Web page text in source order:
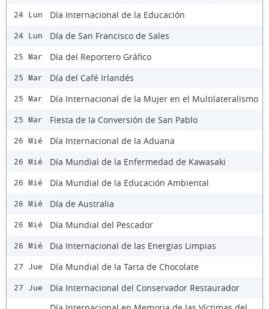
24 Lun Día Internacional de la Educación
24 Lun Día de San Francisco de Sales
25 Mar Día del Reportero Gráfico
25 Mar Día del Café Irlandés
25 Mar Día Internacional de la Mujer en el Multilateralismo
25 Mar Fiesta de la Conversión de San Pablo
26 Mié Día Internacional de la Aduana
26 Mié Día Mundial de la Enfermedad de Kawasaki
26 Mié Día Mundial de la Educación Ambiental
26 Mié Día de Australia
26 Mié Día Mundial del Pescador
26 Mié Dia Internacional de las Energias Limpias
27 Jue Día Mundial de la Tarta de Chocolate
27 Jue Día Internacional del Conservador Restaurador